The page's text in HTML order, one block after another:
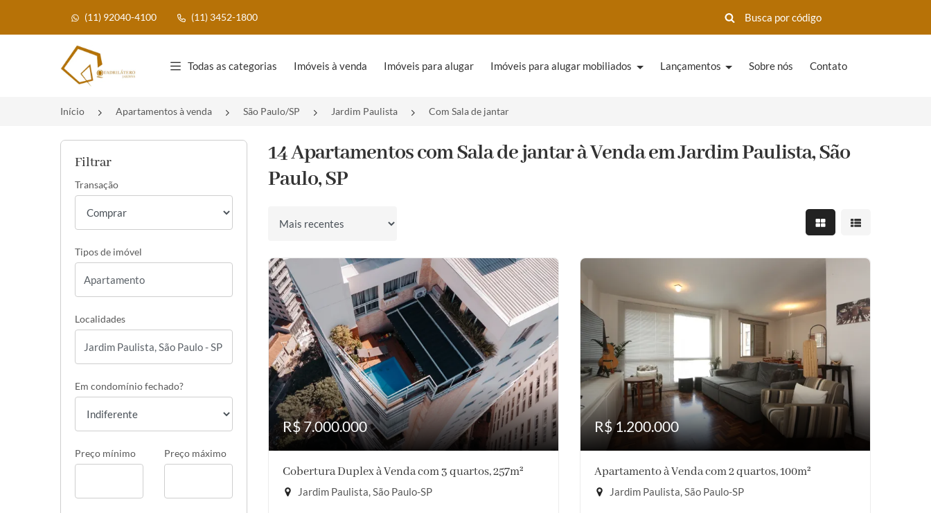
(11) 92040-4100 (11) 3452-1800
Página inicial
Todas as categorias Imóveis à venda Imóveis para alugar Imóveis para alugar mobiliados Lançamentos Sobre nós Contato
Início Apartamentos à venda São Paulo/SP Jardim Paulista Com Sala de jantar
Filtrar
Transação
Tipos de imóvel
Localidades
Em condomínio fechado?
Preço mínimo Preço máximo
14 Apartamentos com Sala de jantar à Venda em Jardim Paulista, São
Paulo, SP
Ordenar por Mostrar resultados em
Mostrar
R$ 7.000.000
Cobertura Duplex à Venda com 3 quartos, 257m²
Jardim Paulista, São Paulo-SP
R$ 1.200.000
Apartamento à Venda com 2 quartos, 100m²
Jardim Paulista, São Paulo-SP